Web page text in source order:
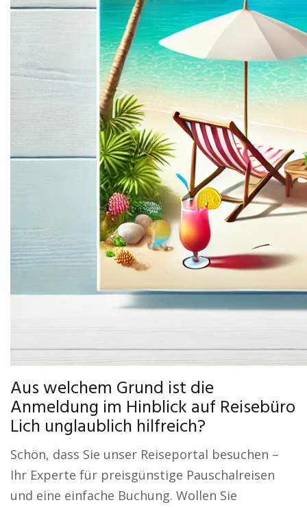
Aus welchem Grund ist die
Anmeldung im Hinblick auf Reisebüro
Lich unglaublich hilfreich?
Schön, dass Sie unser Reiseportal besuchen –
Ihr Experte für preisgünstige Pauschalreisen
und eine einfache Buchung. Wollen Sie